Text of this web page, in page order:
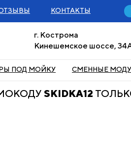
ПОД МОЙКУ СМЕННЫЕ
SKIDKA12
КОНТАКТЫ
г. Кострома
Кинешемское шоссе,